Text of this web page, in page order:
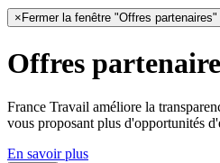
× Fermer la fenêtre "Offres partenaires"
Offres
France Travail améliore la
vous proposant plus d'opportunités
En savoir plus